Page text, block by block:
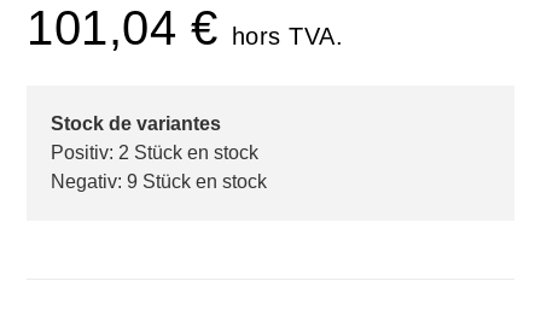
101,04 € hors TVA.
Stock de variantes
Positiv: 2 Stück en stock
Negativ: 9 Stück en stock